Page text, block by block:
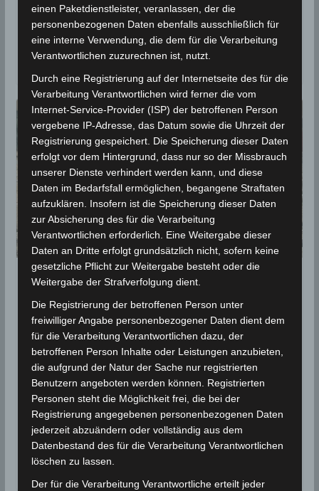
Die Erdbeben-Überwachungsstationen des
Meteorologischen Instituts Tunesien (INM) haben am
Sonntag, den 29 Oktober 2023, um 17.19 Uhr Ortszeit
ein Erdbeben
FEATURED NACHBETRACHTUNGEN
Die Hochwasserkatastrophe
von Redeyef (Gafsa) 2009
24. September 2023 Wettermann
1609 Views
Gafsa,Hochwasser,Hochwasserkatastrophe,L. BOUGHRARA
,M.M. REJEB ,Redeyef,Tunesien
Aufgrund von Osteuropa eindringender Kaltluft, die
sich über dem noch warmen Mittelmeer mit
Feuchtigkeit angereichert hatte, bildete sich über
Tunesien
einen Paketdienstleister, veranlassen, der die
personenbezogenen Daten ebenfalls ausschließlich für
eine interne Verwendung, die dem für die Verarbeitung
Verantwortlichen zuzurechnen ist, nutzt.
Durch eine Registrierung auf der Internetseite des für die
Verarbeitung Verantwortlichen wird ferner die vom
Internet-Service-Provider (ISP) der betroffenen Person
vergebene IP-Adresse, das Datum sowie die Uhrzeit der
Registrierung gespeichert. Die Speicherung dieser Daten
erfolgt vor dem Hintergrund, dass nur so der Missbrauch
unserer Dienste verhindert werden kann, und diese
Daten im Bedarfsfall ermöglichen, begangene Straftaten
aufzuklären. Insofern ist die Speicherung dieser Daten
zur Absicherung des für die Verarbeitung
Verantwortlichen erforderlich. Eine Weitergabe dieser
Daten an Dritte erfolgt grundsätzlich nicht, sofern keine
gesetzliche Pflicht zur Weitergabe besteht oder die
Weitergabe der Strafverfolgung dient.
Die Registrierung der betroffenen Person unter
freiwilliger Angabe personenbezogener Daten dient dem
für die Verarbeitung Verantwortlichen dazu, der
betroffenen Person Inhalte oder Leistungen anzubieten,
die aufgrund der Natur der Sache nur registrierten
Benutzern angeboten werden können. Registrierten
Personen steht die Möglichkeit frei, die bei der
Registrierung angegebenen personenbezogenen Daten
jederzeit abzuändern oder vollständig aus dem
Datenbestand des für die Verarbeitung Verantwortlichen
löschen zu lassen.
Der für die Verarbeitung Verantwortliche erteilt jeder